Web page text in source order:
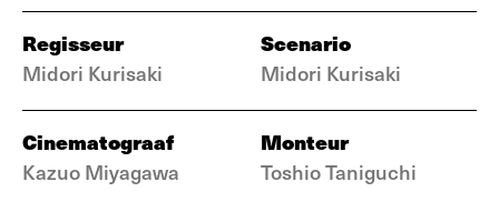
Regisseur
Midori Kurisaki
Scenario
Midori Kurisaki
Cinematograaf
Kazuo Miyagawa
Monteur
Toshio Taniguchi